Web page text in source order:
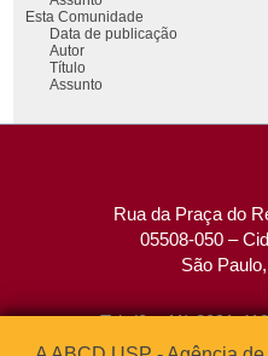
Esta Comunidade
Data de publicação
Autor
Título
Assunto
Rua da Praça do
05508-050 –
São
Tel: (0xx11) 3091-
Fax: